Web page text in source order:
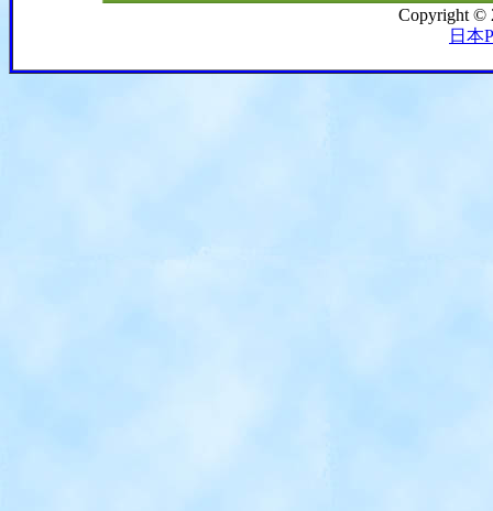
Copyright ©
日本